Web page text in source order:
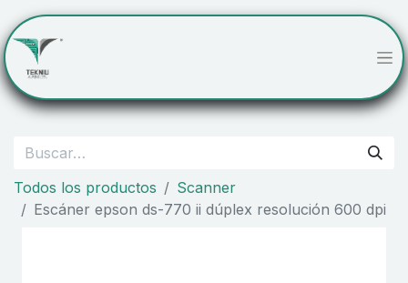
Todos los productos
Scanner
Escáner epson ds-770 ii dúplex resolución 600 dpi